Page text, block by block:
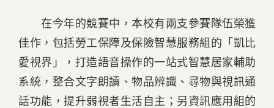
在今年的競賽中，本校有兩支參賽隊伍榮獲
佳作，包括勞工保障及保險智慧服務組的「凱比
愛視界」，打造語音操作的一站式智慧居家輔助
系統，整合文字朗讀、物品辨識、尋物與視訊通
話功能，提升弱視者生活自主；另資訊應用組的